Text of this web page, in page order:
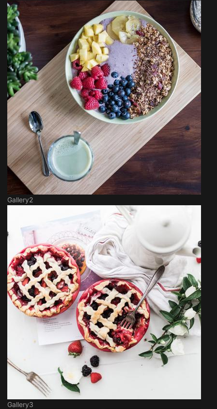
Gallery2
Gallery3